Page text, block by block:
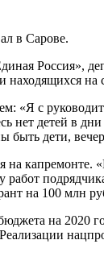
в Сарове.
Россия»,
на
«Я с
нет детей в
быть дети,
капремонте.
работ
на 100 млн
на